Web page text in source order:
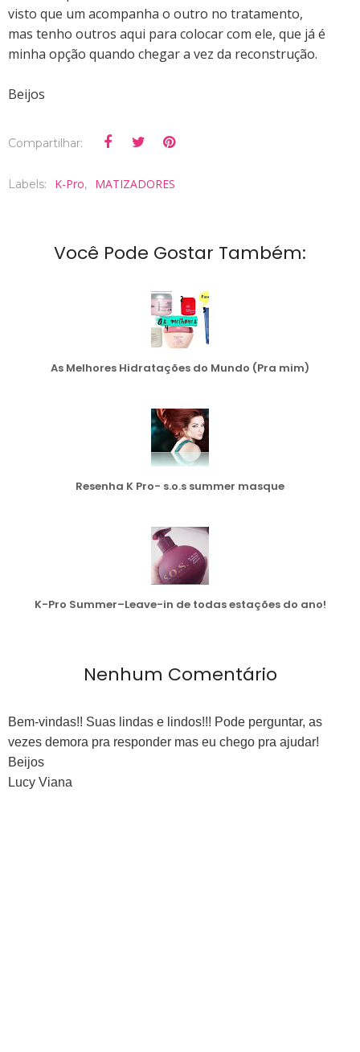
visto que um acompanha o outro no tratamento,
mas tenho outros aqui para colocar com ele, que já é
minha opção quando chegar a vez da reconstrução.
Beijos
Compartilhar:
Labels: K-Pro, MATIZADORES
Você Pode Gostar Também:
As Melhores Hidratações do Mundo (Pra mim)
Resenha K Pro- s.o.s summer masque
K-Pro Summer–Leave-in de todas estações do ano!
Nenhum Comentário
Bem-vindas!! Suas lindas e lindos!!! Pode perguntar, as
vezes demora pra responder mas eu chego pra ajudar!
Beijos
Lucy Viana